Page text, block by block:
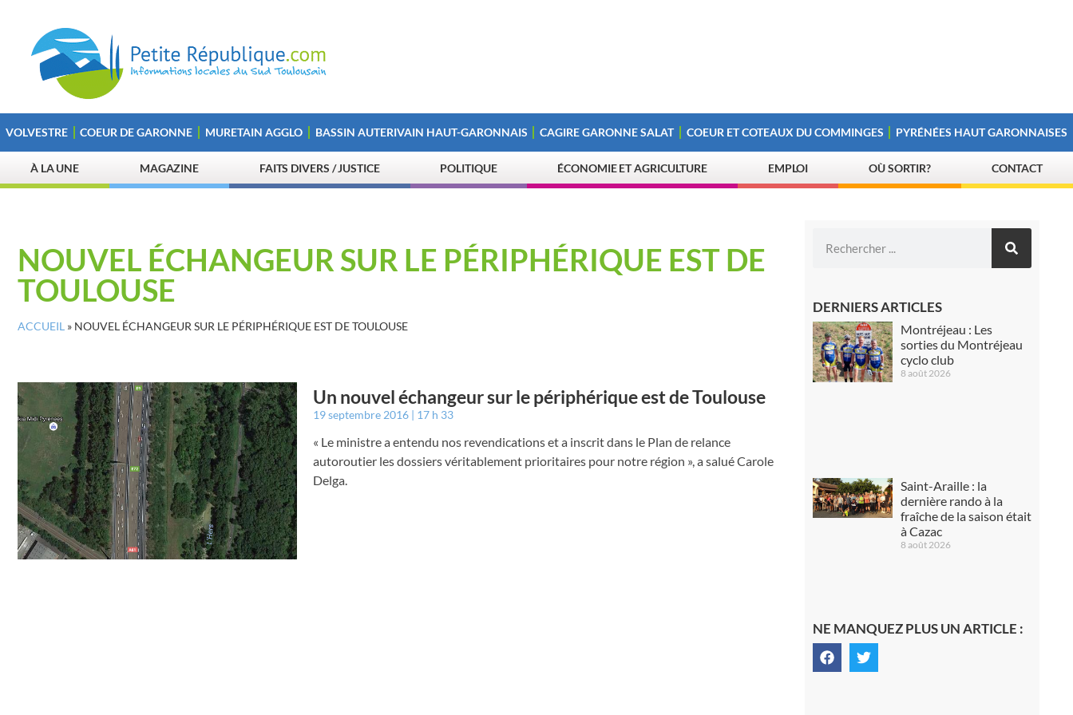
VOLVESTRE COEUR DE GARONNE MURETAIN AGGLO BASSIN AUTERIVAIN HAUT-GARONNAIS CAGIRE GARONNE SALAT COEUR ET COTEAUX DU COMMINGES PYRÉNÉES HAUT GARONNAISES
À LA UNE MAGAZINE FAITS DIVERS / JUSTICE POLITIQUE ÉCONOMIE ET AGRICULTURE EMPLOI OÙ SORTIR? CONTACT
NOUVEL ÉCHANGEUR SUR LE PÉRIPHÉRIQUE EST DE
TOULOUSE
ACCUEIL » NOUVEL ÉCHANGEUR SUR LE PÉRIPHÉRIQUE EST DE TOULOUSE
Un nouvel échangeur sur le périphérique est de Toulouse
19 septembre 2016 17 h 33
« Le ministre a entendu nos revendications et a inscrit dans le Plan de relance
autoroutier les dossiers véritablement prioritaires pour notre région », a salué Carole
Delga.
DERNIERS ARTICLES
Montréjeau : Les
sorties du Montréjeau
cyclo club
8 août 2026
Saint-Araille : la
dernière rando à la
fraîche de la saison était
à Cazac
8 août 2026
NE MANQUEZ PLUS UN ARTICLE :